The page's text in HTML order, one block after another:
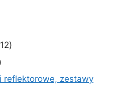
1212
produkty
reflektorowe, zestawy